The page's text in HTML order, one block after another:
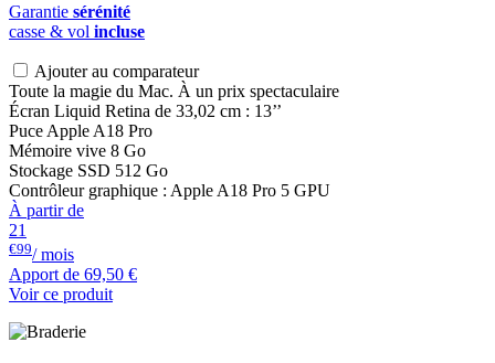
Garantie sérénité
casse & vol incluse
Ajouter au comparateur
Toute la magie du Mac. À un prix spectaculaire
Écran Liquid Retina de 33,02 cm : 13’’
Puce Apple A18 Pro
Mémoire vive 8 Go
Stockage SSD 512 Go
Contrôleur graphique : Apple A18 Pro 5 GPU
À partir de
21
€99/ mois
Apport de 69,50 €
Voir ce produit